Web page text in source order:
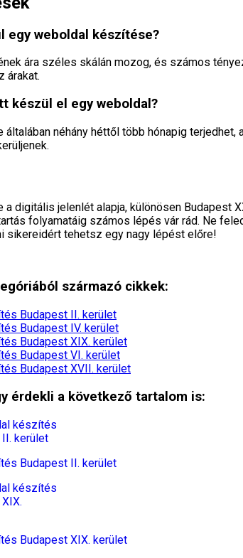
egy weboldal készítése?
ára széles skálán mozog, és számos
árakat.
készül el egy weboldal?
néhány héttől több hónapig
digitális jelenlét alapja, különösen Budapest
folyamatáig számos lépés vár rád. Ne
sikereidért tehetsz egy nagy lépést előre!
származó cikkek:
Budapest II. kerület
Budapest IV. kerület
Budapest XIX. kerület
Budapest VI. kerület
Budapest XVII. kerület
érdekli a következő tartalom is:
Budapest II. kerület
Budapest XIX. kerület